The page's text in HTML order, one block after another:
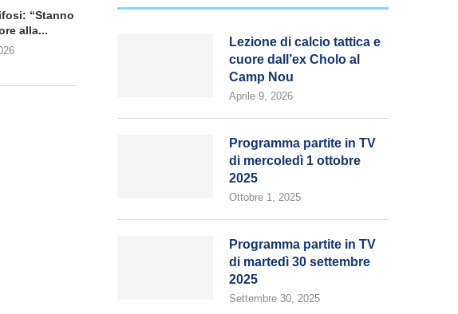
“Stanno
alla...
Lezione di calcio tattica e
cuore dall’ex Cholo al
Camp Nou
Aprile 9, 2026
Programma partite in TV
di mercoledì 1 ottobre
2025
Ottobre 1, 2025
Programma partite in TV
di martedì 30 settembre
2025
Settembre 30, 2025